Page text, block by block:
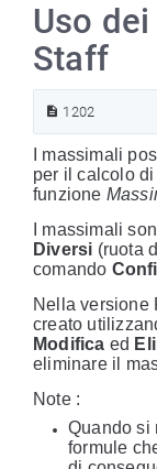
Uso
Staff
1202
I massimali
per il calcolo
funzione
I massimali
Diversi (ruota
comando
Nella versione
creato
Modifica ed
eliminare il
Note :
Quando si
formule